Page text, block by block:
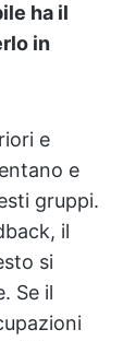
ha il
in
e
e
gruppi.
il
si
Se il